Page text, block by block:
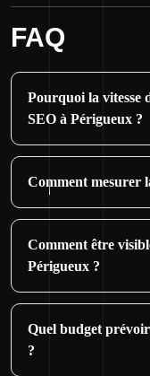
FAQ
Pourquoi la vitesse
SEO à Périgueux ?
Comment mesurer
Comment être
Périgueux ?
Quel budget
?